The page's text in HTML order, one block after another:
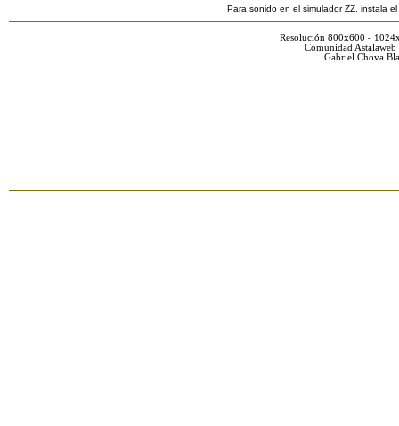
Para sonido en el simulador ZZ, instala
Resolución 800x600 -
Comunidad
Gabriel Chova